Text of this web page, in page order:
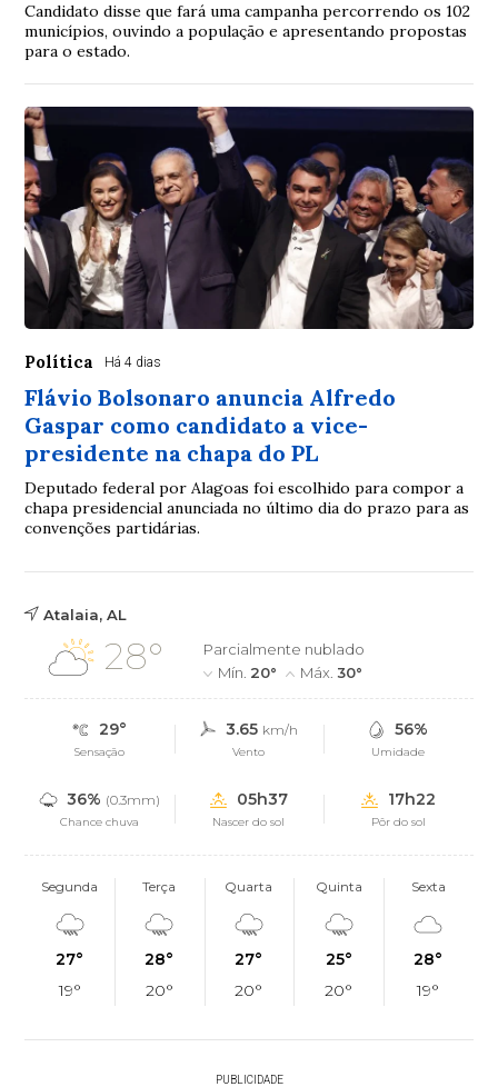
Candidato disse que fará uma campanha percorrendo os 102
municípios, ouvindo a população e apresentando propostas
para o estado.
Política Há 4 dias
Flávio Bolsonaro anuncia Alfredo
Gaspar como candidato a vice-
presidente na chapa do PL
Deputado federal por Alagoas foi escolhido para compor a
chapa presidencial anunciada no último dia do prazo para as
convenções partidárias.
Atalaia, AL
28°
Parcialmente nublado
Mín. 20° Máx.30°
29°
Sensação
3.65 km/h
Vento
56%
Umidade
36% (0.3mm)
Chance chuva
05h37
Nascer do sol
17h22
Pôr do sol
Segunda
27°
19°
Terça
28°
20°
Quarta
27°
20°
Quinta
25°
20°
Sexta
28°
19°
PUBLICIDADE